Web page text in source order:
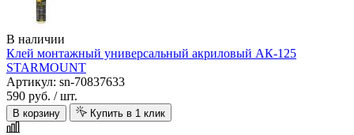
В наличии
Клей монтажный универсальный акриловый АК-125
STARMOUNT
Артикул: sn-70837633
590 руб. / шт.
В корзину Купить в 1 клик